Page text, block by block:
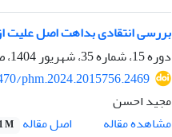
بررسی انتقادی بداهت اصل علیت
دوره 15، شماره 35، شهریور 1404، صفحه
phm.2024.2015756.2469
مجید احسن
مشاهده مقاله
اصل مقاله M